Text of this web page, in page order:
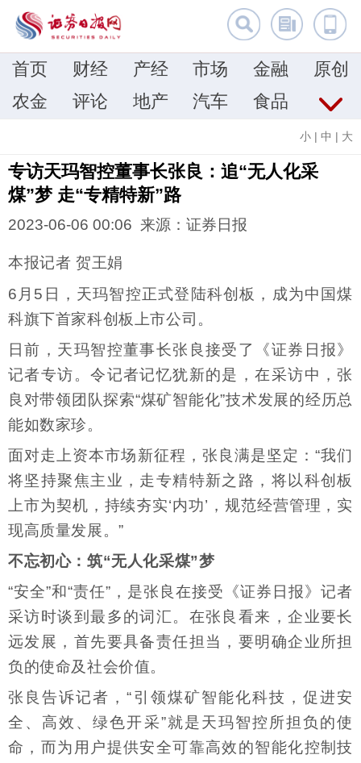
首页 财经 产经 市场 金融
原创
农金
评论 地产 汽车 食品
小 | 中 | 大
专访天玛智控董事长张良：追“无人化采
煤”梦 走“专精特新”路
2023-06-06 00:06 来源：证券日报
本报记者 贺王娟
6月5日，天玛智控正式登陆科创板，成为中国煤
科旗下首家科创板上市公司。
日前，天玛智控董事长张良接受了《证券日报》
记者专访。令记者记忆犹新的是，在采访中，张
良对带领团队探索“煤矿智能化”技术发展的经历总
能如数家珍。
面对走上资本市场新征程，张良满是坚定：“我们
将坚持聚焦主业，走专精特新之路，将以科创板
上市为契机，持续夯实‘内功’，规范经营管理，实
现高质量发展。”
不忘初心：筑“无人化采煤”梦
“安全”和“责任”，是张良在接受《证券日报》记者
采访时谈到最多的词汇。在张良看来，企业要长
远发展，首先要具备责任担当，要明确企业所担
负的使命及社会价值。
张良告诉记者，“引领煤矿智能化科技，促进安
全、高效、绿色开采”就是天玛智控所担负的使
命，而为用户提供安全可靠高效的智能化控制技